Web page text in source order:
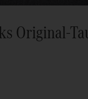
Original-